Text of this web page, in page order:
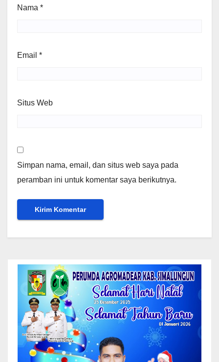
Nama *
Email *
Situs Web
Simpan nama, email, dan situs web saya pada
peramban ini untuk komentar saya berikutnya.